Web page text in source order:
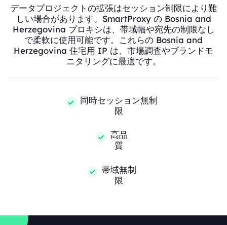
データプロジェクトの拡張はセッション制限により難
しい場合があります。SmartProxy の Bosnia and
Herzegovina プロキシは、帯域幅や宛先の制限なし
で柔軟に使用可能です。これらの Bosnia and
Herzegovina 住宅用 IP は、市場調査やブランドモ
ニタリングに最適です。
同時セッション無制
限
高品
質
帯域無制
限